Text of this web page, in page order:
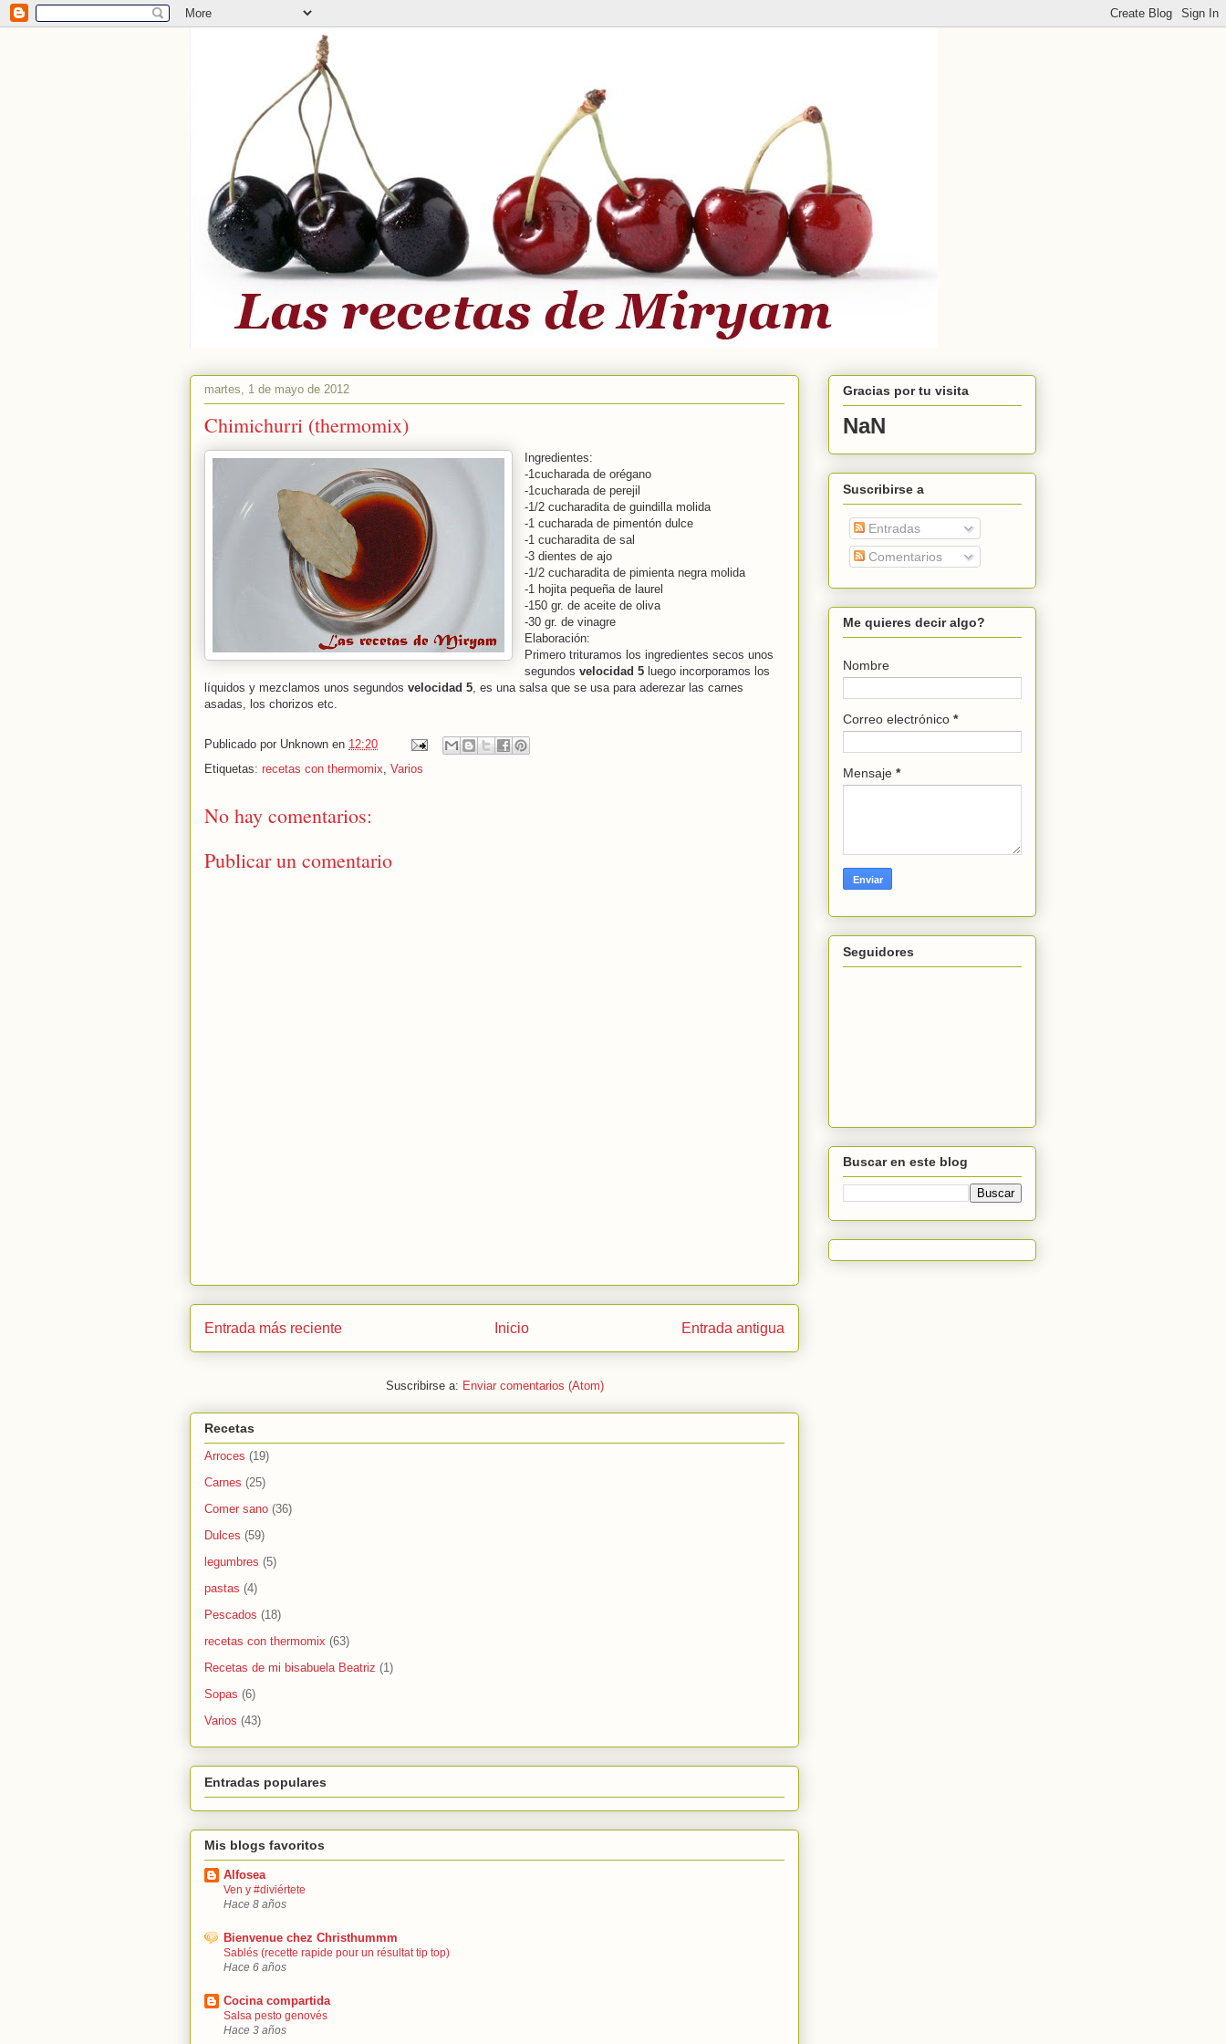
martes, 1 de mayo de 2012
Chimichurri (thermomix)
Ingredientes:
-1cucharada de orégano
-1cucharada de perejil
-1/2 cucharadita de guindilla molida
-1 cucharada de pimentón dulce
-1 cucharadita de sal
-3 dientes de ajo
-1/2 cucharadita de pimienta negra molida
-1 hojita pequeña de laurel
-150 gr. de aceite de oliva
-30 gr. de vinagre
Elaboración:
Primero trituramos los ingredientes secos unos
segundos velocidad 5 luego incorporamos los
líquidos y mezclamos unos segundos velocidad 5, es una salsa que se usa para aderezar las carnes
asadas, los chorizos etc.
Publicado por Unknown en 12:20
Etiquetas: recetas con thermomix, Varios
No hay comentarios:
Publicar un comentario
Entrada más reciente Entrada antigua
Inicio
Suscribirse a: Enviar comentarios (Atom)
Recetas
Arroces (19)
Carnes (25)
Comer sano (36)
Dulces (59)
legumbres (5)
pastas (4)
Pescados (18)
recetas con thermomix (63)
Recetas de mi bisabuela Beatriz (1)
Sopas (6)
Varios (43)
Entradas populares
Mis blogs favoritos
Alfosea
Ven y #diviértete
Hace 8 años
Bienvenue chez Christhummm
Sablés (recette rapide pour un résultat tip top)
Hace 6 años
Cocina compartida
Salsa pesto genovés
Hace 3 años
Gracias por tu visita
NaN
Suscribirse a
Entradas
Comentarios
Me quieres decir algo?
Nombre
Correo electrónico *
Mensaje *
Seguidores
Buscar en este blog